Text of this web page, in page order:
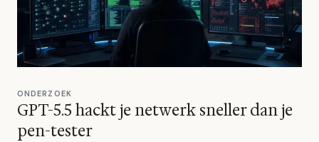
ONDERZOEK
GPT-5.5 hackt je netwerk sneller dan je
pen-tester